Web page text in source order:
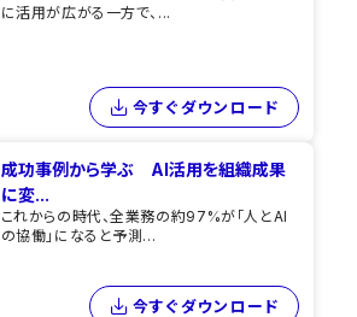
に活用が広がる一方で、...
今すぐダウンロード
成功事例から学ぶ AI活用を組織成果
に変...
これからの時代、全業務の約97%が「人とAI
の協働」になると予測...
今すぐダウンロード